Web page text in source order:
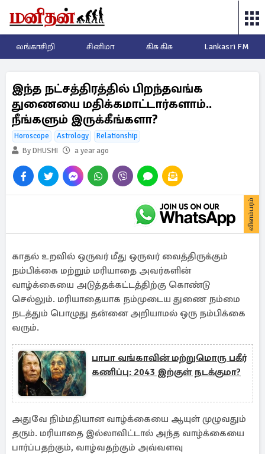
லங்காசிறி சினிமா கிசு கிசு Lankasri FM
இந்த நட்சத்திரத்தில் பிறந்தவங்க
துணையை மதிக்கமாட்டார்களாம்..
நீங்களும் இருக்கீங்களா?
Horoscope Astrology
Relationship
By DHUSHI
a year ago
விளம்பரம்
காதல் உறவில் ஒருவர் மீது ஒருவர் வைத்திருக்கும்
நம்பிக்கை மற்றும் மரியாதை அவர்களின்
வாழ்க்கையை அடுத்தக்கட்டத்திற்கு கொண்டு
செல்லும். மரியாதையாக நம்முடைய துணை நம்மை
நடத்தும் பொழுது தன்னை அறியாமல் ஒரு நம்பிக்கை
வரும்.
பாபா வங்காவின் மற்றுமொரு பகீர்
கணிப்பு: 2043 இற்குள் நடக்குமா?
அதுவே நிம்மதியான வாழ்க்கையை ஆயுள் முழுவதும்
தரும். மரியாதை இல்லாவிட்டால் அந்த வாழ்க்கையை
பார்ப்பதற்கும், வாழ்வதற்கும் அவ்வளவு